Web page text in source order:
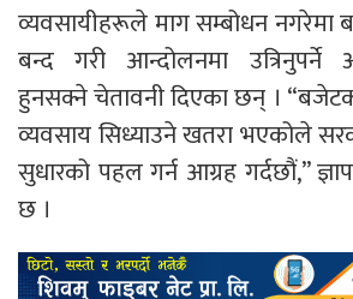
व्यवसायीहरूले माग सम्बोधन नगरेमा
बन्द गरी आन्दोलनमा उत्रिनुपर्ने
हुनसक्ने चेतावनी दिएका छन् ।
व्यवसाय सिध्याउने खतरा भएकोले
सुधारको पहल गर्न आग्रह गर्दछौं,”
छ ।